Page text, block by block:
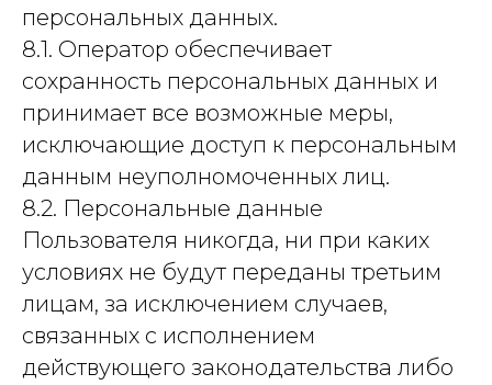
персональных данных.
8.1. Оператор обеспечивает
сохранность персональных данных и
принимает все возможные меры,
исключающие доступ к персональным
данным неуполномоченных лиц.
8.2. Персональные данные
Пользователя никогда, ни при каких
условиях не будут переданы третьим
лицам, за исключением случаев,
связанных с исполнением
действующего законодательства либо